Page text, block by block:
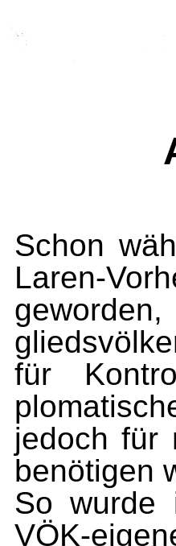
Schon
Laren-
für
jedoch für
benötigen
So wurde
VÖK-